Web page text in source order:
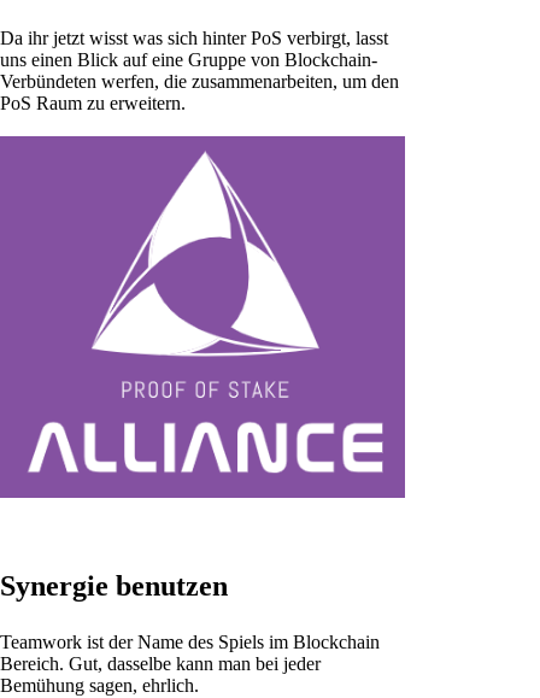
Da ihr jetzt wisst was sich hinter PoS verbirgt, lasst
uns einen Blick auf eine Gruppe von Blockchain-
Verbündeten werfen, die zusammenarbeiten, um den
PoS Raum zu erweitern.
Synergie benutzen
Teamwork ist der Name des Spiels im Blockchain
Bereich. Gut, dasselbe kann man bei jeder
Bemühung sagen, ehrlich.